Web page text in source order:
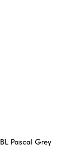
BL Pascal Grey